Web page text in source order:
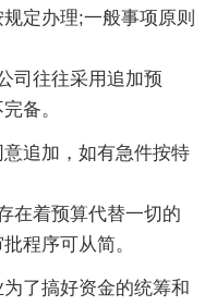
定办理;一般事项原则
司往往采用追加预
备。
追加，如有急件按特
在着预算代替一切的
程序可从简。
了搞好资金的统筹和